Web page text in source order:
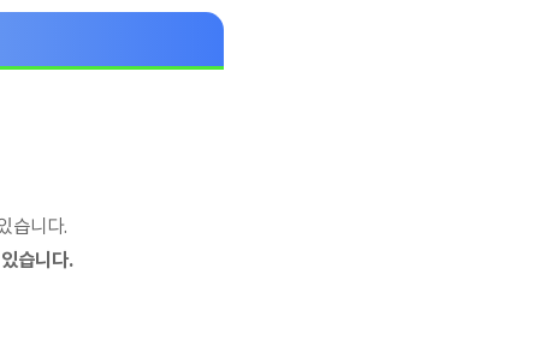
습니다.
습니다.